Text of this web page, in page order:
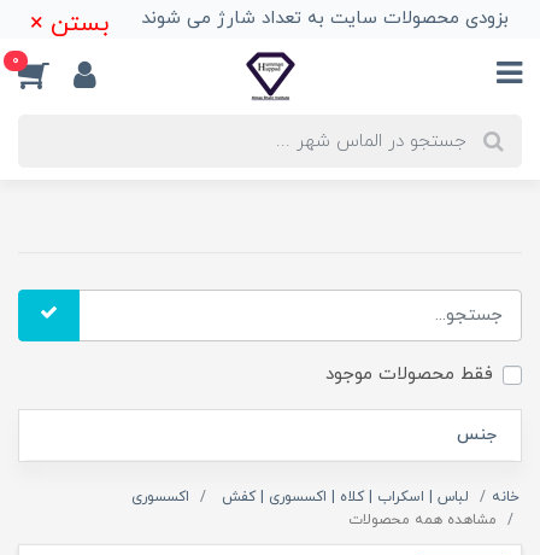
بزودی محصولات سایت به تعداد شارژ می شوند بستن ×
0
فقط محصولات موجود
جنس
خانه لباس | اسکراب | کلاه | اکسسوری | کفش
اکسسوری
مشاهده همه محصولات